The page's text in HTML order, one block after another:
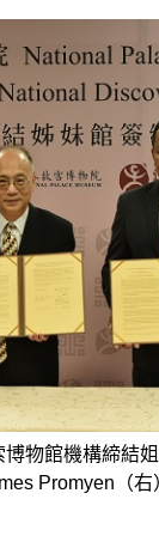
物館機構締結
Promyen（